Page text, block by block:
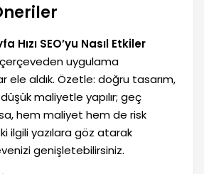
Hızı SEO’yu Nasıl Etkiler
uygulama
ele aldık. Özetle: doğru tasarım,
maliyetle yapılır; geç
hem maliyet hem de risk
ilgili yazılara göz atarak
genişletebilirsiniz.